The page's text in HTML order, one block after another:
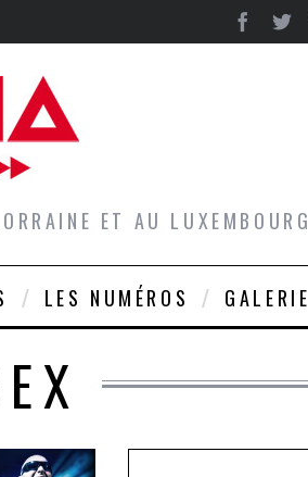
ET AU LUXEMBOURG
LES NUMÉROS GALERIE